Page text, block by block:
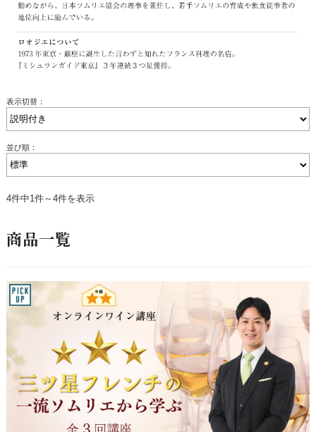
表示切替：
並び順：
4件中1件～4件を表示
商品一覧